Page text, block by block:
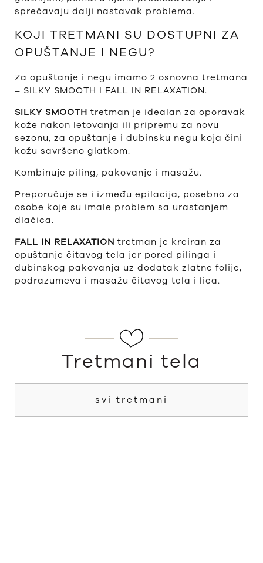
sprečavaju dalji nastavak problema.
KOJI TRETMANI SU DOSTUPNI ZA
OPUŠTANJE I NEGU?
Za opuštanje i negu imamo 2 osnovna tretmana
– SILKY SMOOTH I FALL IN RELAXATION.
SILKY SMOOTH tretman je idealan za oporavak
kože nakon letovanja ili pripremu za novu
sezonu, za opuštanje i dubinsku negu koja čini
kožu savršeno glatkom.
Kombinuje piling, pakovanje i masažu.
Preporučuje se i između epilacija, posebno za
osobe koje su imale problem sa urastanjem
dlačica.
FALL IN RELAXATION tretman je kreiran za
opuštanje čitavog tela jer pored pilinga i
dubinskog pakovanja uz dodatak zlatne folije,
podrazumeva i masažu čitavog tela i lica.
Tretmani tela
svi tretmani